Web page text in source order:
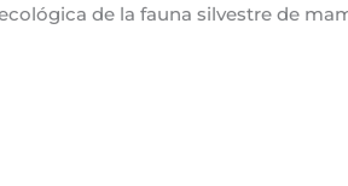
de la fauna silvestre de